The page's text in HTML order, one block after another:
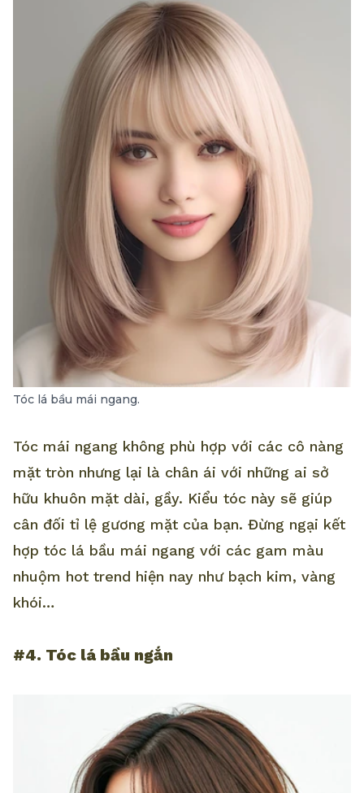
Tóc lá bầu mái ngang.
Tóc mái ngang không phù hợp với các cô nàng
mặt tròn nhưng lại là chân ái với những ai sở
hữu khuôn mặt dài, gầy. Kiểu tóc này sẽ giúp
cân đối tỉ lệ gương mặt của bạn. Đừng ngại kết
hợp tóc lá bầu mái ngang với các gam màu
nhuộm hot trend hiện nay như bạch kim, vàng
khói…
#4. Tóc lá bầu ngắn